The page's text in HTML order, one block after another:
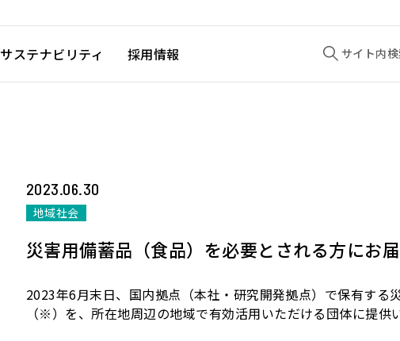
サステナビリティ 採用情報 サイト内
2023.06.30
地域社会
災害用備蓄品（食品）を必要とされる方にお
2023年6月末日、国内拠点（本社・研究開発拠点）で保有する
（※）を、所在地周辺の地域で有効活用いただける団体に提供